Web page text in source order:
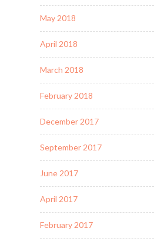
May 2018
April 2018
March 2018
February 2018
December 2017
September 2017
June 2017
April 2017
February 2017